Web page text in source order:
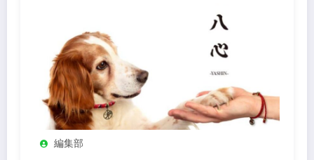
編集部